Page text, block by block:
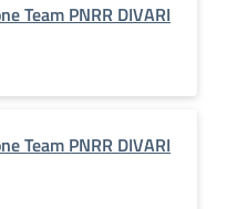
Team PNRR DIVARI
Team PNRR DIVARI